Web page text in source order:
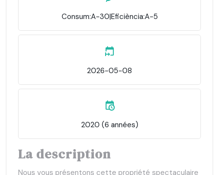
Consum:A-30|Eficiència:A-5
2026-05-08
2020 (6 années)
La description
Nous vous présentons cette propriété spectaculaire